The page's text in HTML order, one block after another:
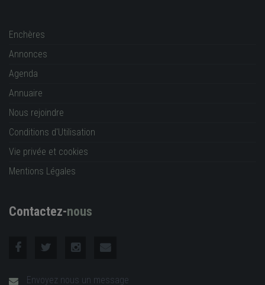
Enchères
Annonces
Agenda
Annuaire
Nous rejoindre
Conditions d'Utilisation
Vie privée et cookies
Mentions Légales
Contactez-nous
Envoyez nous un message